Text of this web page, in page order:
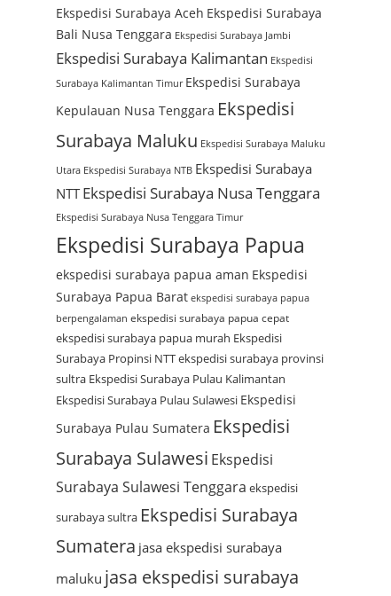
Ekspedisi Surabaya Aceh Ekspedisi Surabaya
Bali Nusa Tenggara Ekspedisi Surabaya Jambi
Ekspedisi Surabaya Kalimantan Ekspedisi
Surabaya Kalimantan Timur Ekspedisi Surabaya
Kepulauan Nusa Tenggara Ekspedisi
Surabaya Maluku Ekspedisi Surabaya Maluku
Utara Ekspedisi Surabaya NTB Ekspedisi Surabaya
NTT Ekspedisi Surabaya Nusa Tenggara
Ekspedisi Surabaya Nusa Tenggara Timur
Ekspedisi Surabaya Papua
ekspedisi surabaya papua aman Ekspedisi
Surabaya Papua Barat ekspedisi surabaya papua
berpengalaman ekspedisi surabaya papua cepat
ekspedisi surabaya papua murah Ekspedisi
Surabaya Propinsi NTTekspedisi surabaya provinsi
sultra Ekspedisi Surabaya Pulau Kalimantan
Ekspedisi Surabaya Pulau Sulawesi Ekspedisi
Surabaya Pulau Sumatera Ekspedisi
Surabaya Sulawesi Ekspedisi
Surabaya Sulawesi Tenggara ekspedisi
surabaya sultra Ekspedisi Surabaya
Sumatera jasa ekspedisi surabaya
maluku jasa ekspedisi surabaya